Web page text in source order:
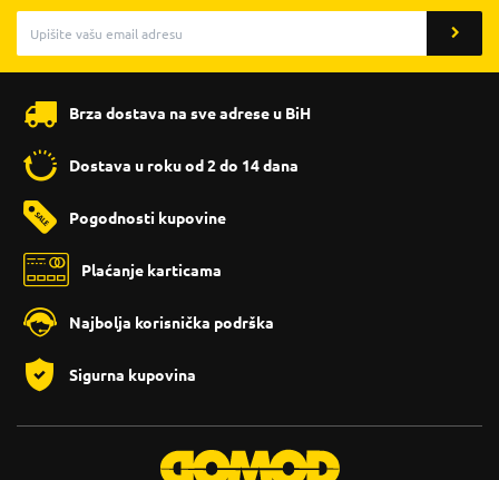
Brza dostava na sve adrese u BiH
Dostava u roku od 2 do 14 dana
Pogodnosti kupovine
Plaćanje karticama
Najbolja korisnička podrška
Sigurna kupovina